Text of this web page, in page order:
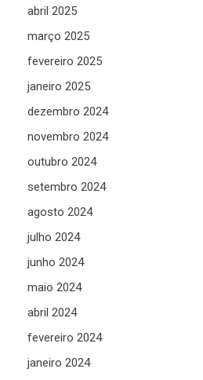
abril 2025
março 2025
fevereiro 2025
janeiro 2025
dezembro 2024
novembro 2024
outubro 2024
setembro 2024
agosto 2024
julho 2024
junho 2024
maio 2024
abril 2024
fevereiro 2024
janeiro 2024